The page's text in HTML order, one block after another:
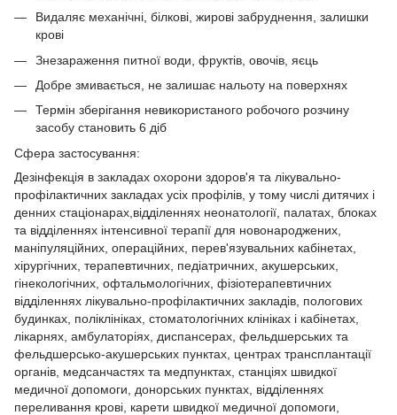
Видаляє механічні, білкові, жирові забруднення, залишки
крові
Знезараження питної води, фруктів, овочів, яєць
Добре змивається, не залишає нальоту на поверхнях
Термін зберігання невикористаного робочого розчину
засобу становить 6 діб
Сфера застосування:
Дезінфекція в закладах охорони здоров'я та лікувально-
профілактичних закладах усіх профілів, у тому числі дитячих і
денних стаціонарах,відділеннях неонатології, палатах, блоках
та відділеннях інтенсивної терапії для новонароджених,
маніпуляційних, операційних, перев'язувальних кабінетах,
хірургічних, терапевтичних, педіатричних, акушерських,
гінекологічних, офтальмологічних, фізіотерапевтичних
відділеннях лікувально-профілактичних закладів, пологових
будинках, поліклініках, стоматологічних клініках і кабінетах,
лікарнях, амбулаторіях, диспансерах, фельдшерських та
фельдшерсько-акушерських пунктах, центрах трансплантації
органів, медсанчастях та медпунктах, станціях швидкої
медичної допомоги, донорських пунктах, відділеннях
переливання крові, карети швидкої медичної допомоги,